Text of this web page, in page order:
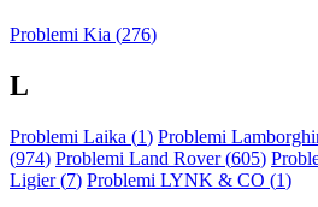
Problemi Kia (276)
L
Problemi Laika (1) Problemi
(974) Problemi Land Rover (605)
Ligier (7) Problemi LYNK & CO (1)